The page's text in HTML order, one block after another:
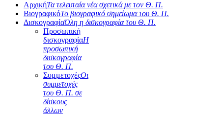
ΑρχικήΤα τελευταία νέα σχετικά με τον Θ. Π.
ΒιογραφικόΤο βιογραφικό σημείωμα του Θ. Π.
ΔισκογραφίαΌλη η δισκογραφία του Θ. Π.
Προσωπική
δισκογραφίαΗ
προσωπική
δισκογραφία
του Θ. Π.
ΣυμμετοχέςΟι
συμμετοχές
του Θ. Π. σε
δίσκους
άλλων